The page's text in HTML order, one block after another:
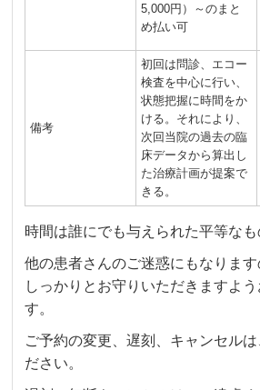
5,000円）～のまと
め払い可
備考
初回は問診、エコー
検査を中心に行い、
状態把握に時間をか
ける。それにより、
次回当院の過去の臨
床データから算出し
た治療計画が提案で
きる。
時間は誰にでも与えられた平等なも
他の患者さんのご迷惑にもなりま
しっかりとお守りいただきますよ
す。
ご予約の変更、遅刻、キャンセルは
ださい。